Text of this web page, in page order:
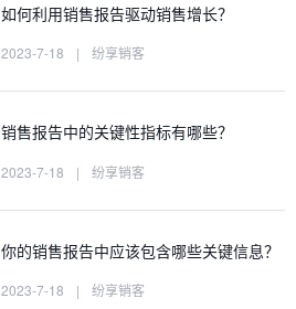
如何利用销售报告驱动销售增长？
2023-7-18 | 纷享销客
销售报告中的关键性指标有哪些？
2023-7-18 | 纷享销客
你的销售报告中应该包含哪些关键信息？
2023-7-18 | 纷享销客